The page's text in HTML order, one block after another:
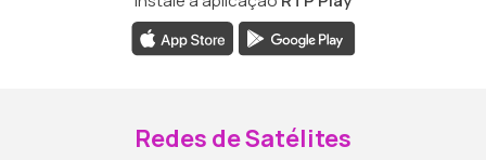
Redes de Satélites